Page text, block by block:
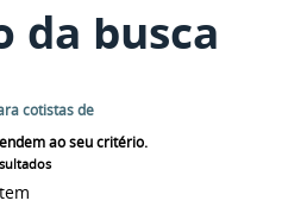
da busca
ao seu critério.
cotistas de
de novembro